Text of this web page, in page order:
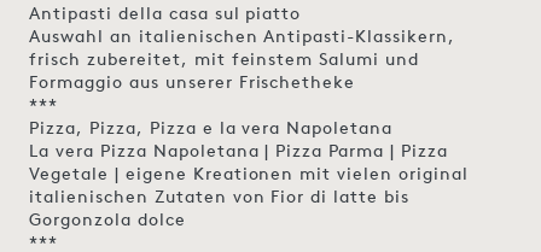
Antipasti della casa sul piatto
Auswahl an italienischen Antipasti-Klassikern,
frisch zubereitet, mit feinstem Salumi und
Formaggio aus unserer Frischetheke
***
Pizza, Pizza, Pizza e la vera Napoletana
La vera Pizza Napoletana | Pizza Parma | Pizza
Vegetale | eigene Kreationen mit vielen original
italienischen Zutaten von Fior di latte bis
Gorgonzola dolce
***